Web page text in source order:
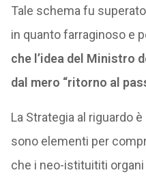
Tale schema fu
in quanto farraginoso e
che l’idea del Ministro
dal mero “ritorno al
La Strategia al riguardo
sono elementi per
che i neo-istituititi